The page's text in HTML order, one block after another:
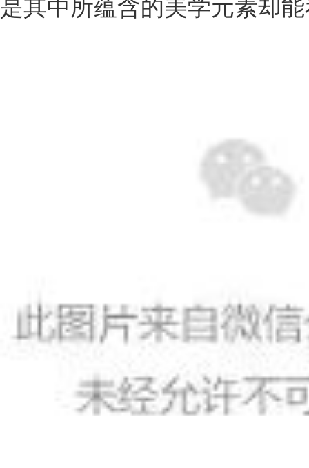
是其中所蕴含的美学元素却